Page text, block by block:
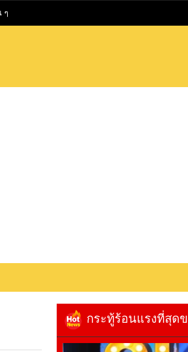
ๆ
กระทู้ร้อนแรงที่สุด